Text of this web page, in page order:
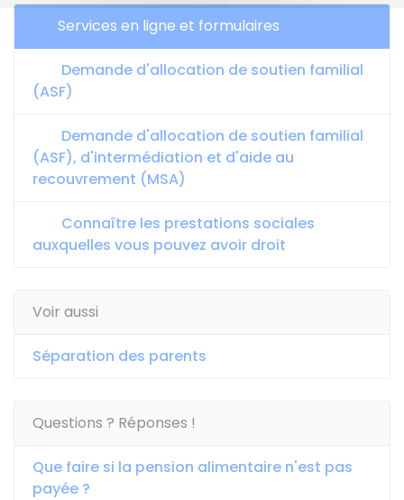
Services en ligne et formulaires
Demande d'allocation de soutien familial
(ASF)
Demande d'allocation de soutien familial
(ASF), d'intermédiation et d'aide au
recouvrement (MSA)
Connaître les prestations sociales
auxquelles vous pouvez avoir droit
Voir aussi
Séparation des parents
Questions ? Réponses !
Que faire si la pension alimentaire n'est pas
payée ?